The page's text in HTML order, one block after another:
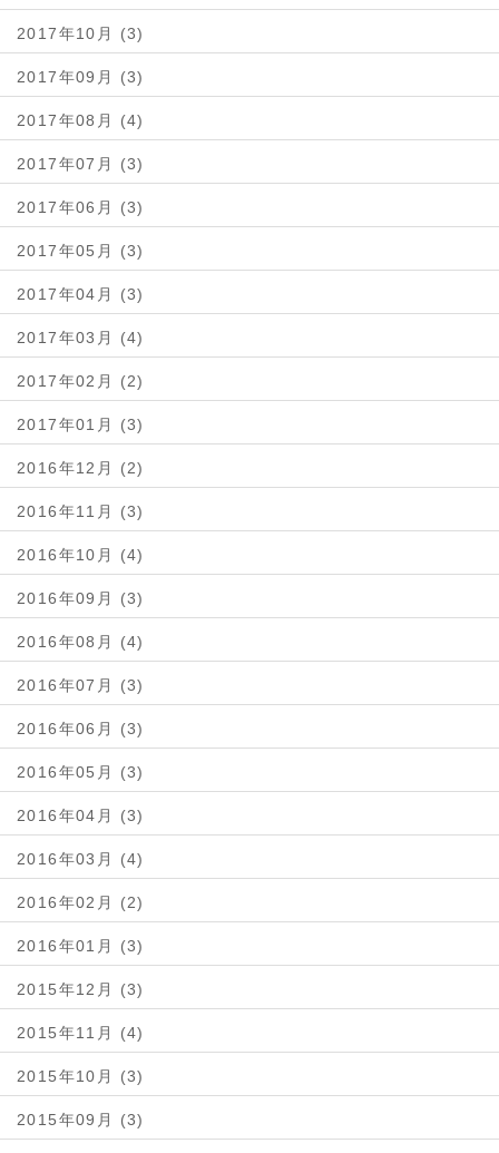
2017年10月 (3)
2017年09月 (3)
2017年08月 (4)
2017年07月 (3)
2017年06月 (3)
2017年05月 (3)
2017年04月 (3)
2017年03月 (4)
2017年02月 (2)
2017年01月 (3)
2016年12月 (2)
2016年11月 (3)
2016年10月 (4)
2016年09月 (3)
2016年08月 (4)
2016年07月 (3)
2016年06月 (3)
2016年05月 (3)
2016年04月 (3)
2016年03月 (4)
2016年02月 (2)
2016年01月 (3)
2015年12月 (3)
2015年11月 (4)
2015年10月 (3)
2015年09月 (3)